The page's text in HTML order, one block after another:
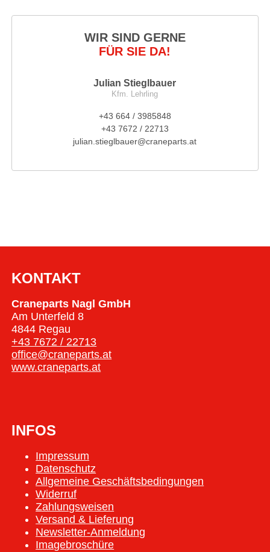
WIR SIND GERNE
FÜR SIE DA!
Julian Stieglbauer
Kfm. Lehrling
+43 664 / 3985848
+43 7672 / 22713
julian.stieglbauer@craneparts.at
KONTAKT
Craneparts Nagl GmbH
Am Unterfeld 8
4844 Regau
+43 7672 / 22713
office@craneparts.at
www.craneparts.at
INFOS
Impressum
Datenschutz
Allgemeine Geschäftsbedingungen
Widerruf
Zahlungsweisen
Versand & Lieferung
Newsletter-Anmeldung
Imagebroschüre